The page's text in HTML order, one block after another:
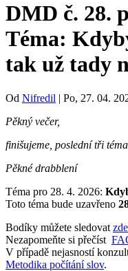
DMD č. 28.
Téma:
tak už tady
Od Nifredil | Po, 27. 04.
Pěkný večer,
finišujeme, poslední tři
Pěkné drabblení
Téma pro 28. 4. 2026:
Toto téma bude uzavřeno
Bodíky můžete sledovat zde
Nezapomeňte si přečíst
V případě nejasností
Metodika počítání slov.